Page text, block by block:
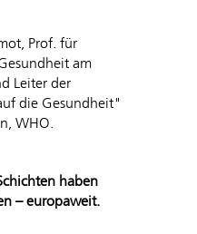
Prof. für
am
Leiter der
die Gesundheit"
WHO.
haben
– europaweit.